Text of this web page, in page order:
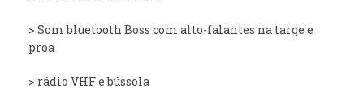
> Som bluetooth Boss com alto-falantes na targe e
proa
> rádio VHF e bússola